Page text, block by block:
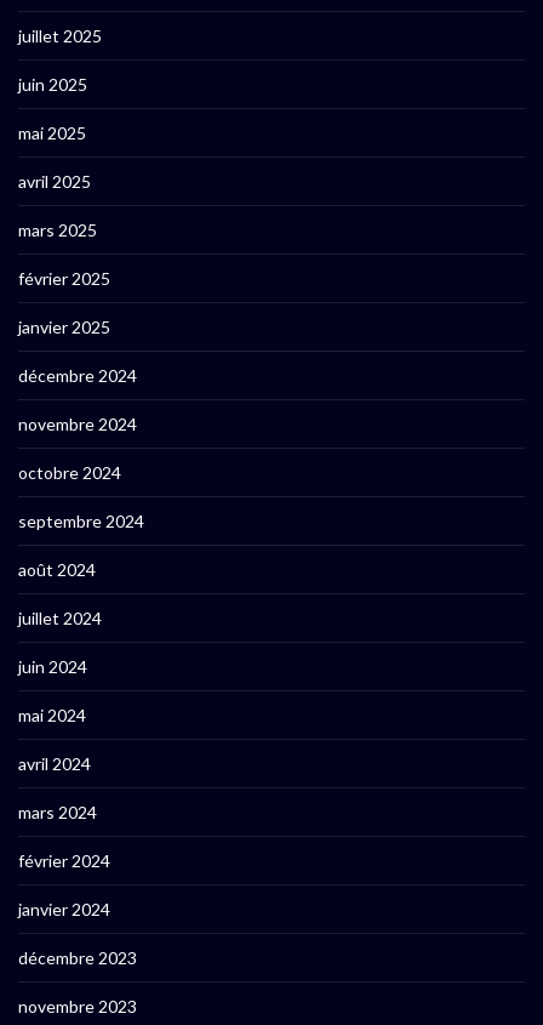
juillet 2025
juin 2025
mai 2025
avril 2025
mars 2025
février 2025
janvier 2025
décembre 2024
novembre 2024
octobre 2024
septembre 2024
août 2024
juillet 2024
juin 2024
mai 2024
avril 2024
mars 2024
février 2024
janvier 2024
décembre 2023
novembre 2023